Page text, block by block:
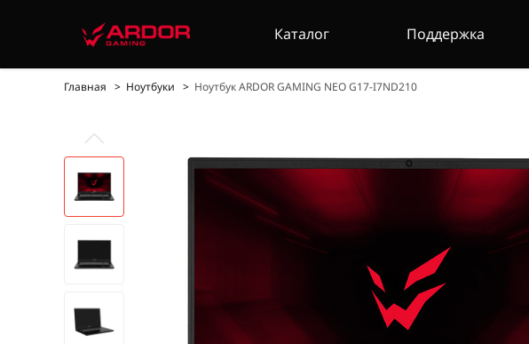
Каталог Поддержка
Главная Ноутбуки Ноутбук ARDOR GAMING NEO G17-I7ND210